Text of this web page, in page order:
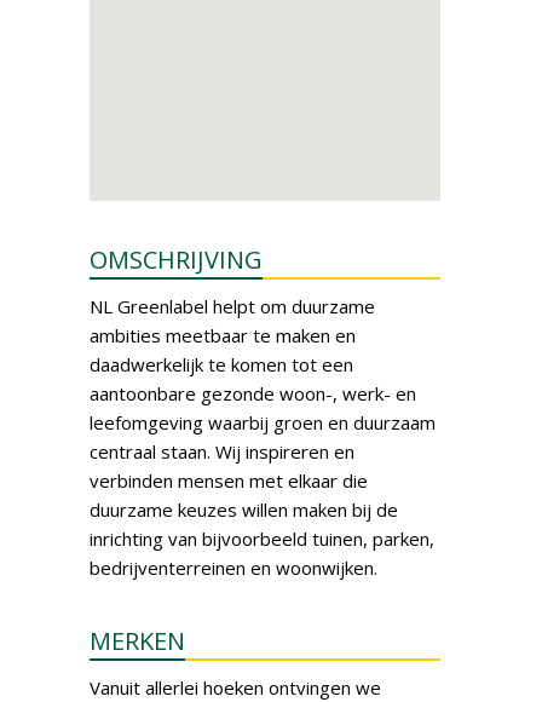
OMSCHRIJVING
NL Greenlabel helpt om duurzame
ambities meetbaar te maken en
daadwerkelijk te komen tot een
aantoonbare gezonde woon-, werk- en
leefomgeving waarbij groen en duurzaam
centraal staan. Wij inspireren en
verbinden mensen met elkaar die
duurzame keuzes willen maken bij de
inrichting van bijvoorbeeld tuinen, parken,
bedrijventerreinen en woonwijken.
MERKEN
Vanuit allerlei hoeken ontvingen we